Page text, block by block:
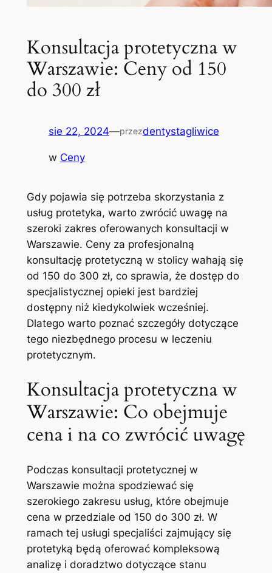
Konsultacja protetyczna w
Warszawie: Ceny od 150
do 300 zł
sie 22, 2024—przezdentystagliwice
w Ceny
Gdy pojawia się potrzeba skorzystania‌ z
usług protetyka, warto zwrócić uwagę na
szeroki zakres oferowanych konsultacji w​
Warszawie. Ceny za profesjonalną
konsultację protetyczną w​ stolicy wahają się
od 150 do⁢ 300 zł, co sprawia, że dostęp do
specjalistycznej opieki jest bardziej
dostępny niż kiedykolwiek wcześniej.
Dlatego warto poznać szczegóły dotyczące
tego niezbędnego procesu w leczeniu
protetycznym.
Konsultacja ​protetyczna w
Warszawie: Co obejmuje
cena‍ i na‌ co zwrócić uwagę
Podczas ‌konsultacji protetycznej w
Warszawie można spodziewać się
szerokiego zakresu usług, które⁢ obejmuje
cena w przedziale od 150 do 300 zł. W
ramach tej usługi specjaliści zajmujący się
protetyką będą⁢ oferować‍ kompleksową⁣
analizę i doradztwo dotyczące stanu